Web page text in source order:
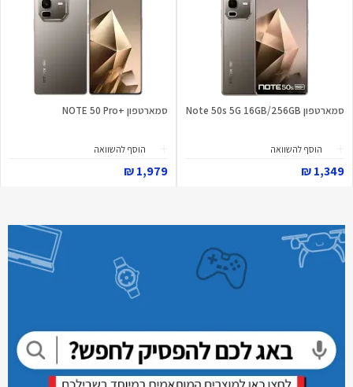
סמארטפון Note 50s 5G 16GB/256GB
הוסף להשוואה
1,349 ₪
סמארטפון +NOTE 50 Pro
הוסף להשוואה
1,979 ₪